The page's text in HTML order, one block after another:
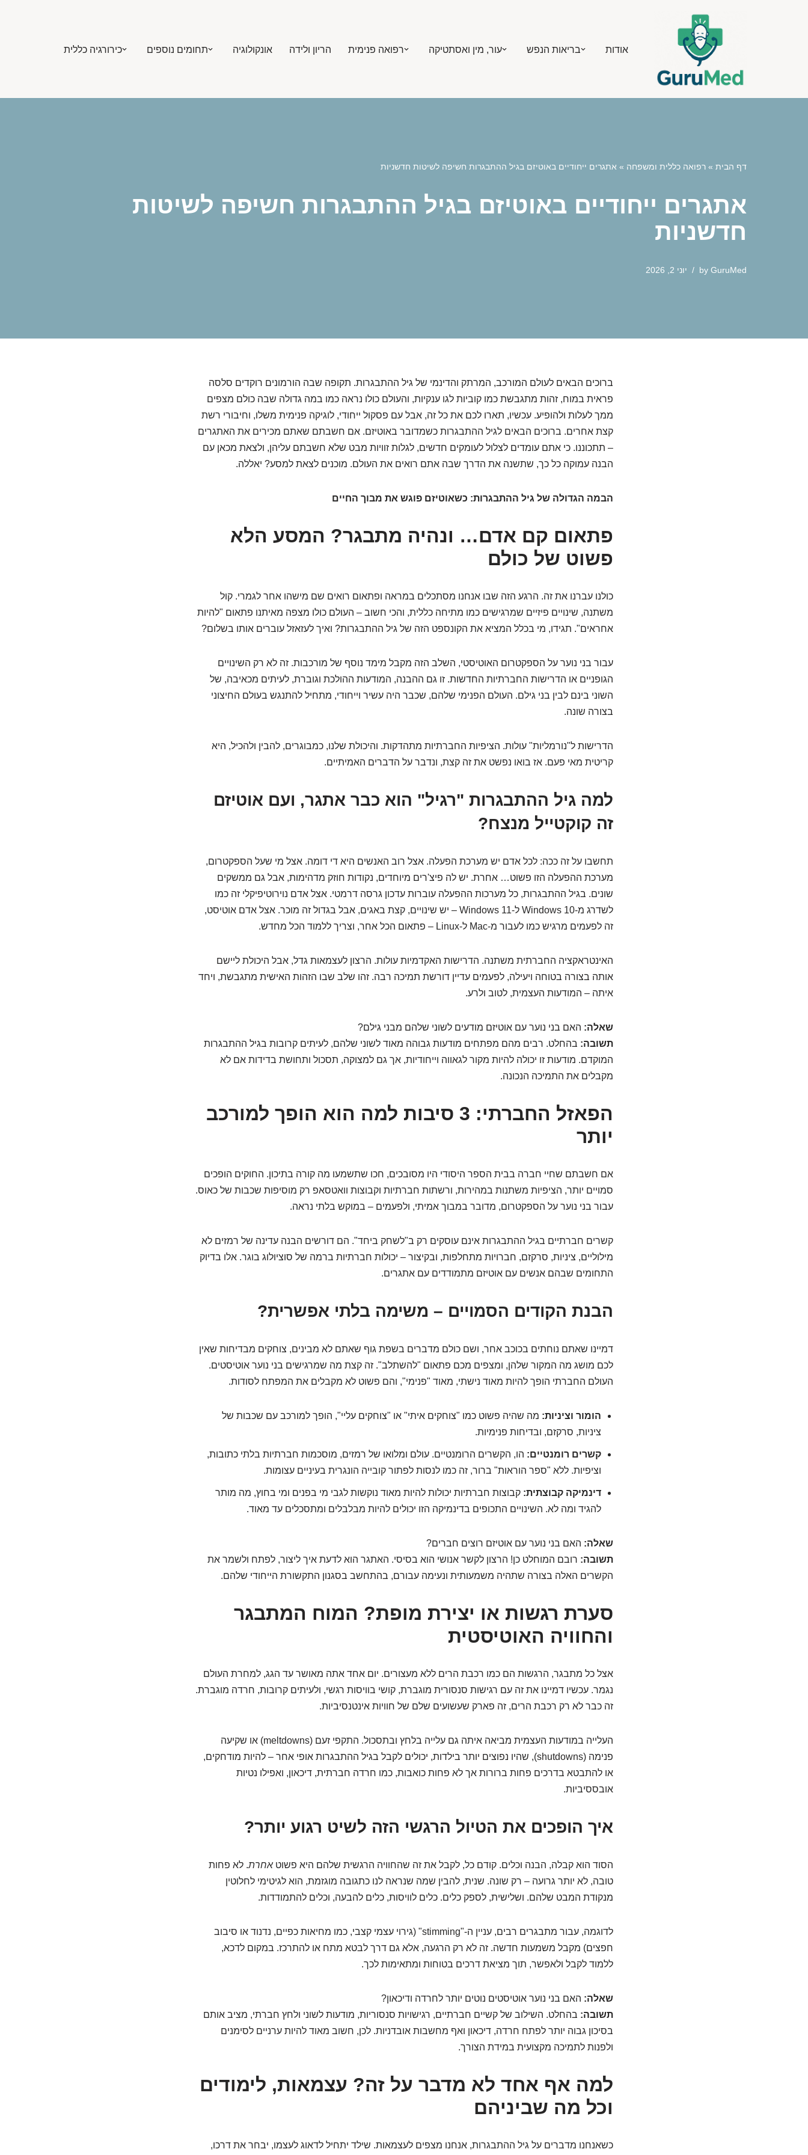
אודות בריאות הנפש עור, מין ואסתטיקה רפואה פנימית הריון ולידה אונקולוגיה תחומים נוספים כירורגיה כללית
דף הבית » רפואה כללית ומשפחה » אתגרים ייחודיים באוטיזם בגיל ההתבגרות חשיפה לשיטות חדשניות
אתגרים ייחודיים באוטיזם בגיל ההתבגרות חשיפה לשיטות
חדשניות
by GuruMed יוני 2, 2026
ברוכים הבאים לעולם המורכב, המרתק והדינמי של גיל ההתבגרות. תקופה שבה הורמונים רוקדים סלסה
פראית במוח, זהות מתגבשת כמו קוביות לגו ענקיות, והעולם כולו נראה כמו במה גדולה שבה כולם מצפים
ממך לעלות ולהופיע. עכשיו, תארו לכם את כל זה, אבל עם פסקול ייחודי, לוגיקה פנימית משלו, וחיבורי רשת
קצת אחרים. ברוכים הבאים לגיל ההתבגרות כשמדובר באוטיזם. אם חשבתם שאתם מכירים את האתגרים
– תתכוננו. כי אתם עומדים לצלול לעומקים חדשים, לגלות זוויות מבט שלא חשבתם עליהן, ולצאת מכאן עם
הבנה עמוקה כל כך, שתשנה את הדרך שבה אתם רואים את העולם. מוכנים לצאת למסע? יאללה.
הבמה הגדולה של גיל ההתבגרות: כשאוטיזם פוגש את מבוך החיים
פתאום קם אדם… ונהיה מתבגר? המסע הלא
פשוט של כולם
כולנו עברנו את זה. הרגע הזה שבו אנחנו מסתכלים במראה ופתאום רואים שם מישהו אחר לגמרי. קול
משתנה, שינויים פיזיים שמרגישים כמו מתיחה כללית, והכי חשוב – העולם כולו מצפה מאיתנו פתאום "להיות
אחראים". תגידו, מי בכלל המציא את הקונספט הזה של גיל ההתבגרות? ואיך לעזאזל עוברים אותו בשלום?
עבור בני נוער על הספקטרום האוטיסטי, השלב הזה מקבל מימד נוסף של מורכבות. זה לא רק השינויים
הגופניים או הדרישות החברתיות החדשות. זו גם ההבנה, המודעות ההולכת וגוברת, לעיתים מכאיבה, של
השוני בינם לבין בני גילם. העולם הפנימי שלהם, שכבר היה עשיר וייחודי, מתחיל להתנגש בעולם החיצוני
בצורה שונה.
הדרישות ל"נורמליות" עולות. הציפיות החברתיות מתהדקות. והיכולת שלנו, כמבוגרים, להבין ולהכיל, היא
קריטית מאי פעם. אז בואו נפשט את זה קצת, ונדבר על הדברים האמיתיים.
למה גיל ההתבגרות "רגיל" הוא כבר אתגר, ועם אוטיזם
זה קוקטייל מנצח?
תחשבו על זה ככה: לכל אדם יש מערכת הפעלה. אצל רוב האנשים היא די דומה. אצל מי שעל הספקטרום,
מערכת ההפעלה הזו פשוט… אחרת. יש לה פיצ'רים מיוחדים, נקודות חוזק מדהימות, אבל גם ממשקים
שונים. בגיל ההתבגרות, כל מערכות ההפעלה עוברות עדכון גרסה דרמטי. אצל אדם נוירוטיפיקלי זה כמו
לשדרג מ-Windows 10 ל-Windows 11 – יש שינויים, קצת באגים, אבל בגדול זה מוכר. אצל אדם אוטיסט,
זה לפעמים מרגיש כמו לעבור מ-Mac ל-Linux – פתאום הכל אחר, וצריך ללמוד הכל מחדש.
האינטראקציה החברתית משתנה. הדרישות האקדמיות עולות. הרצון לעצמאות גדל, אבל היכולת ליישם
אותה בצורה בטוחה ויעילה, לפעמים עדיין דורשת תמיכה רבה. זהו שלב שבו הזהות האישית מתגבשת, ויחד
איתה – המודעות העצמית, לטוב ולרע.
שאלה: האם בני נוער עם אוטיזם מודעים לשוני שלהם מבני גילם?
תשובה: בהחלט. רבים מהם מפתחים מודעות גבוהה מאוד לשוני שלהם, לעיתים קרובות בגיל ההתבגרות
המוקדם. מודעות זו יכולה להיות מקור לגאווה וייחודיות, אך גם למצוקה, תסכול ותחושת בדידות אם לא
מקבלים את התמיכה הנכונה.
הפאזל החברתי: 3 סיבות למה הוא הופך למורכב
יותר
אם חשבתם שחיי חברה בבית הספר היסודי היו מסובכים, חכו שתשמעו מה קורה בתיכון. החוקים הופכים
סמויים יותר, הציפיות משתנות במהירות, ורשתות חברתיות וקבוצות וואטסאפ רק מוסיפות שכבות של כאוס.
עבור בני נוער על הספקטרום, מדובר במבוך אמיתי, ולפעמים – במוקש בלתי נראה.
קשרים חברתיים בגיל ההתבגרות אינם עוסקים רק ב"לשחק ביחד". הם דורשים הבנה עדינה של רמזים לא
מילוליים, ציניות, סרקזם, חברויות מתחלפות, ובקיצור – יכולות חברתיות ברמה של סוציולוג בוגר. אלו בדיוק
התחומים שבהם אנשים עם אוטיזם מתמודדים עם אתגרים.
הבנת הקודים הסמויים – משימה בלתי אפשרית?
דמיינו שאתם נוחתים בכוכב אחר, ושם כולם מדברים בשפת גוף שאתם לא מבינים, צוחקים מבדיחות שאין
לכם מושג מה המקור שלהן, ומצפים מכם פתאום "להשתלב". זה קצת מה שמרגישים בני נוער אוטיסטים.
העולם החברתי הופך להיות מאוד נישתי, מאוד "פנימי", והם פשוט לא מקבלים את המפתח לסודות.
הומור וציניות: מה שהיה פשוט כמו "צוחקים איתי" או "צוחקים עליי", הופך למורכב עם שכבות של
ציניות, סרקזם, ובדיחות פנימיות.
קשרים רומנטיים: הו, הקשרים הרומנטיים. עולם ומלואו של רמזים, מוסכמות חברתיות בלתי כתובות,
וציפיות. ללא "ספר הוראות" ברור, זה כמו לנסות לפתור קובייה הונגרית בעיניים עצומות.
דינמיקה קבוצתית: קבוצות חברתיות יכולות להיות מאוד נוקשות לגבי מי בפנים ומי בחוץ, מה מותר
להגיד ומה לא. השינויים התכופים בדינמיקה הזו יכולים להיות מבלבלים ומתסכלים עד מאוד.
שאלה: האם בני נוער עם אוטיזם רוצים חברים?
תשובה: רובם המוחלט כן! הרצון לקשר אנושי הוא בסיסי. האתגר הוא לדעת איך ליצור, לפתח ולשמר את
הקשרים האלה בצורה שתהיה משמעותית ונעימה עבורם, בהתחשב בסגנון התקשורת הייחודי שלהם.
סערת רגשות או יצירת מופת? המוח המתבגר
והחוויה האוטיסטית
אצל כל מתבגר, הרגשות הם כמו רכבת הרים ללא מעצורים. יום אחד אתה מאושר עד הגג, למחרת העולם
נגמר. עכשיו דמיינו את זה עם רגישות סנסורית מוגברת, קושי בוויסות רגשי, ולעיתים קרובות, חרדה מוגברת.
זה כבר לא רק רכבת הרים, זה פארק שעשועים שלם של חוויות אינטנסיביות.
העלייה במודעות העצמית מביאה איתה גם עלייה בלחץ ובתסכול. התקפי זעם (meltdowns) או שקיעה
פנימה (shutdowns), שהיו נפוצים יותר בילדות, יכולים לקבל בגיל ההתבגרות אופי אחר – להיות מודחקים,
או להתבטא בדרכים פחות ברורות אך לא פחות כואבות, כמו חרדה חברתית, דיכאון, ואפילו נטיות
אובססיביות.
איך הופכים את הטיול הרגשי הזה לשיט רגוע יותר?
הסוד הוא קבלה, הבנה וכלים. קודם כל, לקבל את זה שהחוויה הרגשית שלהם היא פשוטאחרת. לא פחות
טובה, לא יותר גרועה – רק שונה. שנית, להבין שמה שנראה לנו כתגובה מוגזמת, הוא לגיטימי לחלוטין
מנקודת המבט שלהם. ושלישית, לספק כלים. כלים לוויסות, כלים להבעה, וכלים להתמודדות.
לדוגמה, עבור מתבגרים רבים, עניין ה-"stimming" (גירוי עצמי קצבי, כמו מחיאות כפיים, נדנוד או סיבוב
חפצים) מקבל משמעות חדשה. זה לא רק הרגעה, אלא גם דרך לבטא מתח או להתרכז. במקום לדכא,
ללמוד לקבל ולאפשר, תוך מציאת דרכים בטוחות ומתאימות לכך.
שאלה: האם בני נוער אוטיסטים נוטים יותר לחרדה ודיכאון?
תשובה: בהחלט. השילוב של קשיים חברתיים, רגישויות סנסוריות, מודעות לשוני ולחץ חברתי, מציב אותם
בסיכון גבוה יותר לפתח חרדה, דיכאון ואף מחשבות אובדניות. לכן, חשוב מאוד להיות ערניים לסימנים
ולפנות לתמיכה מקצועית במידת הצורך.
למה אף אחד לא מדבר על זה? עצמאות, לימודים
וכל מה שביניהם
כשאנחנו מדברים על גיל ההתבגרות, אנחנו מצפים לעצמאות. שילד יתחיל לדאוג לעצמו, יבחר את דרכו,